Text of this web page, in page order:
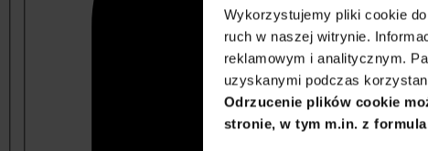
Wykorzystujemy pliki cookie
ruch w naszej witrynie.
reklamowym i analitycznym.
uzyskanymi podczas
Odrzucenie plików cookie
stronie, w tym m.in. z